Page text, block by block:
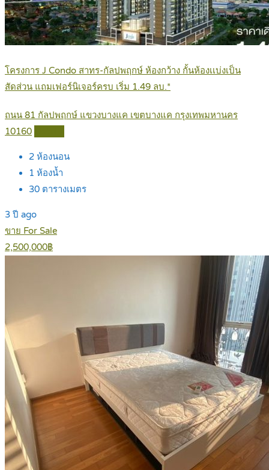
โครงการ J Condo สาทร-กัลปพฤกษ์ ห้องกว้าง กั้นห้องเเบ่งเป็น
สัดส่วน แถมเฟอร์นิเจอร์ครบ เริ่ม 1.49 ลบ.*
ถนน 81 กัลปพฤกษ์ แขวงบางแค เขตบางแค กรุงเทพมหานคร
10160
2 ห้องนอน
1 ห้องน้ำ
30 ตารางเมตร
3 ปี ago
ขาย For Sale
2,500,000฿